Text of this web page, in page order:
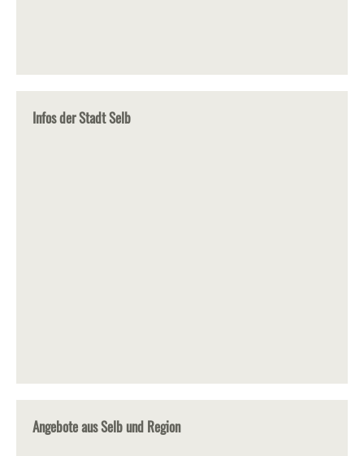
Infos der Stadt Selb
Angebote aus Selb und Region